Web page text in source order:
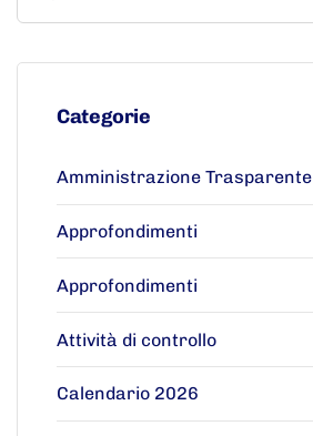
Categorie
Amministrazione Trasparente
Approfondimenti
Approfondimenti
Attività di controllo
Calendario 2026